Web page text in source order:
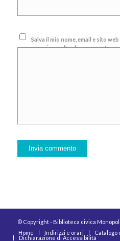
Salva il mio nome, email e sito
prossima volta che commento.
© Copyright - Biblioteca civica Monopoli
Home
Indirizzi e orari Catalogo
Dichiarazione di Accessibilità